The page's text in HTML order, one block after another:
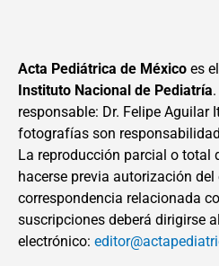
Acta Pediátrica de México es
Instituto Nacional de Pediatría
responsable: Dr. Felipe Aguilar
fotografías son
La reproducción parcial o total
hacerse previa autorización
correspondencia relacionada
suscripciones deberá dirigirse
electrónico: